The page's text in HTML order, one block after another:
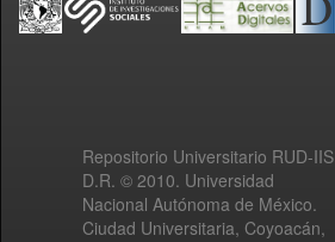
Repositorio Universitario RUD-IIS
D.R. © 2010. Universidad
Nacional Autónoma de México.
Ciudad Universitaria, Coyoacán,